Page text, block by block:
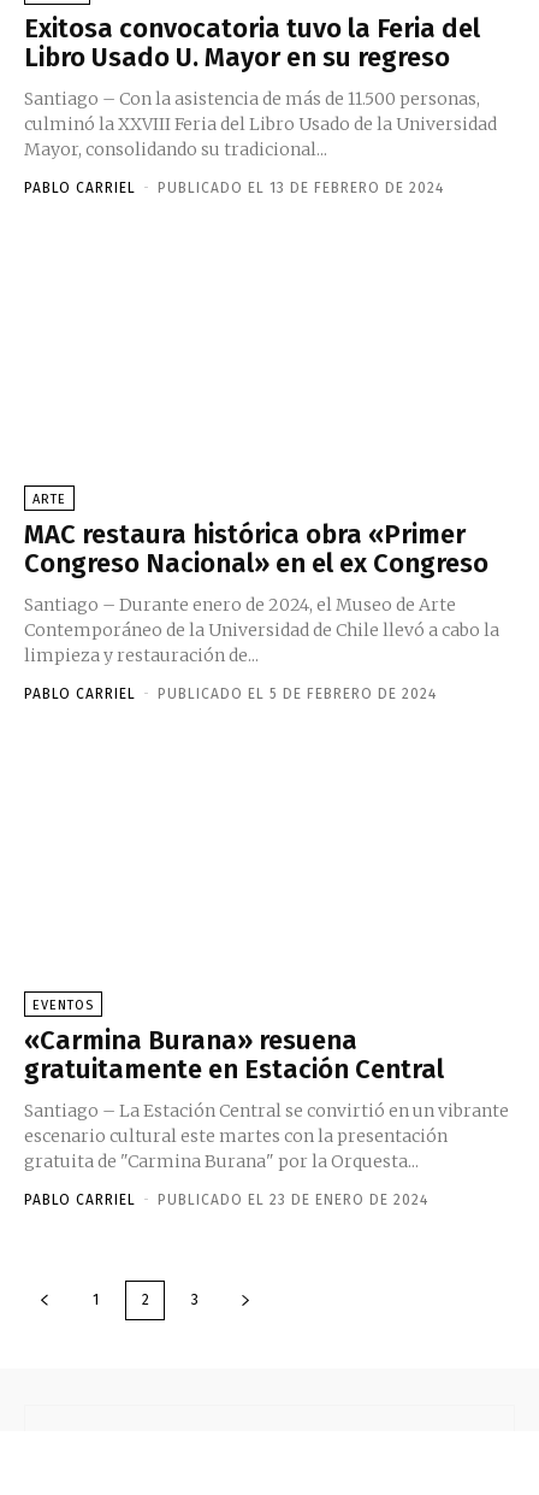
Exitosa convocatoria tuvo la Feria del
Libro Usado U. Mayor en su regreso
Santiago – Con la asistencia de más de 11.500 personas,
culminó la XXVIII Feria del Libro Usado de la Universidad
Mayor, consolidando su tradicional...
PABLO CARRIEL - PUBLICADO EL 13 DE FEBRERO DE 2024
ARTE
MAC restaura histórica obra «Primer
Congreso Nacional» en el ex Congreso
Santiago – Durante enero de 2024, el Museo de Arte
Contemporáneo de la Universidad de Chile llevó a cabo la
limpieza y restauración de...
PABLO CARRIEL - PUBLICADO EL 5 DE FEBRERO DE 2024
EVENTOS
«Carmina Burana» resuena
gratuitamente en Estación Central
Santiago – La Estación Central se convirtió en un vibrante
escenario cultural este martes con la presentación
gratuita de "Carmina Burana" por la Orquesta...
PABLO CARRIEL - PUBLICADO EL 23 DE ENERO DE 2024
1 2 3